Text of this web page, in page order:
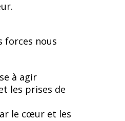
forces nous
à agir
les prises de
le cœur et les